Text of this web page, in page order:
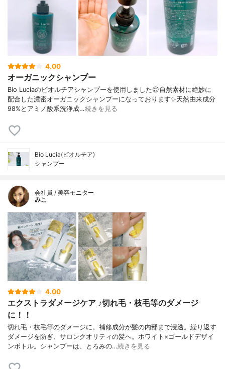
4.00
オーガニックシャンプー
Bio Luciaのビオルチアシャンプーを使用しました😊自然素材に絶妙に
配合した濃密オーガニックシャンプーになっております✨天然由来成分
98%とアミノ酸系洗浄成…続きを見る
Bio Lucia(ビオルチア)
シャンプー
会社員 / 美容モニター
みこ
4.00
エクストラダメージケア ♪切れ毛・枝毛等のダメージ
に！！
切れ毛・枝毛等のダメージに。補修成分が髪の内部まで浸透。繰り返す
ダメージを防ぎ、サロンクオリティの髪へ。ホワイト×ゴールドデザイ
ンボトル。シャンプーは、とろみの…続きを見る